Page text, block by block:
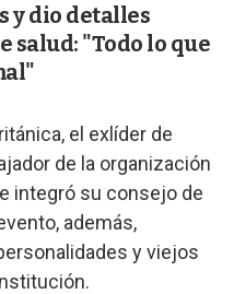
y dio detalles
salud: "Todo lo que
el exlíder de
de la organización
integró su consejo de
además,
y viejos